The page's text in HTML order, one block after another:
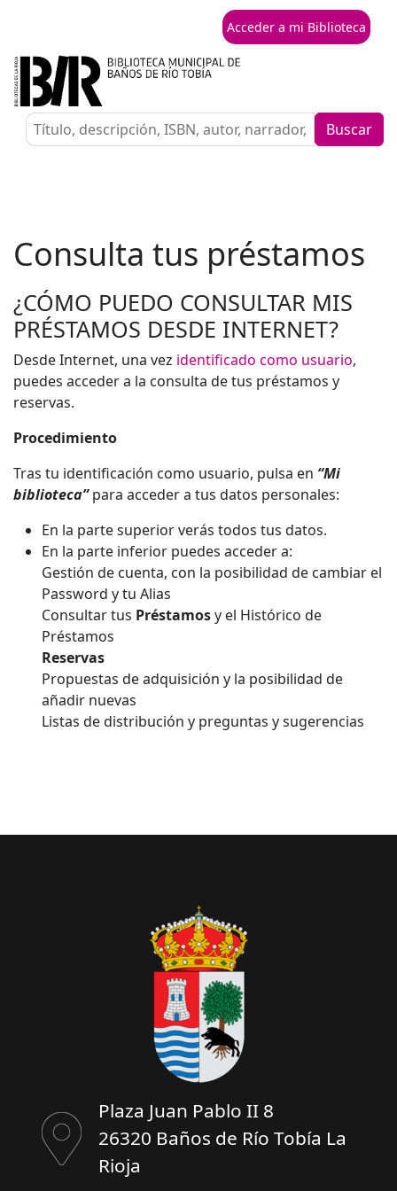
Acceder a mi Biblioteca
Buscar
Consulta tus préstamos
¿CÓMO PUEDO CONSULTAR MIS
PRÉSTAMOS DESDE INTERNET?
Desde Internet, una vez identificado como usuario,
puedes acceder a la consulta de tus préstamos y
reservas.
Procedimiento
Tras tu identificación como usuario, pulsa en “Mi
biblioteca”para acceder a tus datos personales:
En la parte superior verás todos tus datos.
En la parte inferior puedes acceder a:
Gestión de cuenta, con la posibilidad de cambiar el
Password y tu Alias
Consultar tus Préstamosy el Histórico de
Préstamos
Reservas
Propuestas de adquisición y la posibilidad de
añadir nuevas
Listas de distribución y preguntas y sugerencias
Plaza Juan Pablo II 8
26320 Baños de Río Tobía La
Rioja